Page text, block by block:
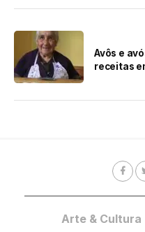
Avôs e
receitas
Arte & Cultura